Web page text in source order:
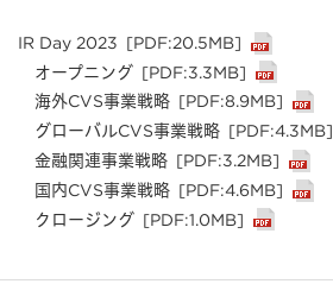
IR Day 2023 [PDF:20.5MB]
オープニング [PDF:3.3MB]
海外CVS事業戦略 [PDF:8.9MB]
グローバルCVS事業戦略 [PDF:4.3MB]
金融関連事業戦略 [PDF:3.2MB]
国内CVS事業戦略 [PDF:4.6MB]
クロージング [PDF:1.0MB]